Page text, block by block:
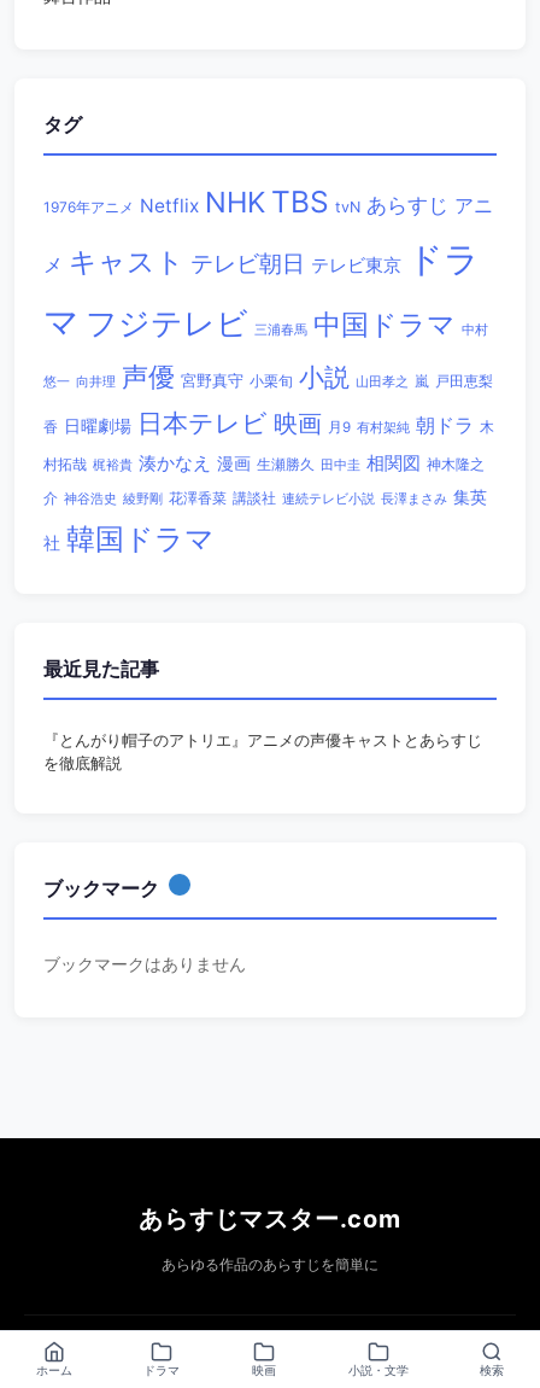
タグ
1976年アニメ Netflix NHK TBS tvN あらすじ アニ
メ キャスト テレビ朝日 テレビ東京
ドラ
マ フジテレビ 三浦春馬 中国ドラマ 中村
悠一 向井理 声優 宮野真守 小栗旬 小説 山田孝之 嵐 戸田恵梨
香 日曜劇場 日本テレビ 映画 月9 有村架純 朝ドラ 木
村拓哉 梶裕貴 湊かなえ 漫画 生瀬勝久 田中圭 相関図 神木隆之
介 神谷浩史 綾野剛 花澤香菜 講談社 連続テレビ小説 長澤まさみ 集英
社 韓国ドラマ
最近見た記事
『とんがり帽子のアトリエ』アニメの声優キャストとあらすじ
を徹底解説
ブックマーク
ブックマークはありません
あらすじマスター.com
あらゆる作品のあらすじを簡単に
ホーム プライバシーポリシー特定商取引法表記 運営者情報
ホーム ドラマ 映画 小説・文学 検索